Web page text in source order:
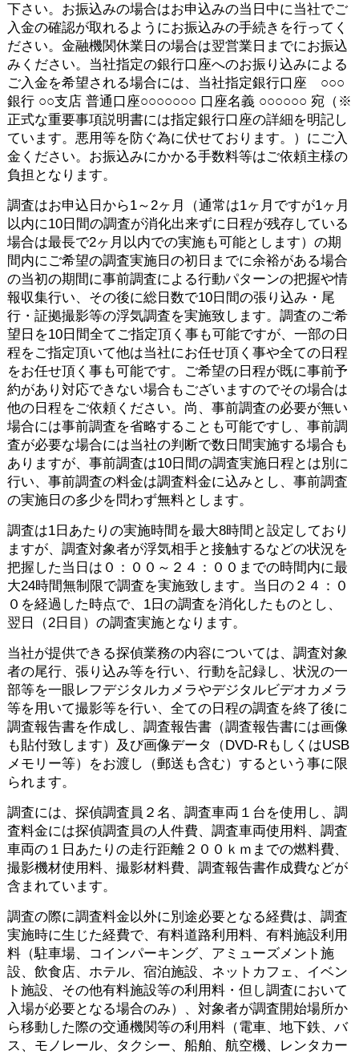
下さい。お振込みの場合はお申込みの当日中に当社でご
入金の確認が取れるようにお振込みの手続きを行ってく
ださい。金融機関休業日の場合は翌営業日までにお振込
みください。当社指定の銀行口座へのお振り込みによる
ご入金を希望される場合には、当社指定銀行口座 ○○○
銀行 ○○支店 普通口座○○○○○○○ 口座名義 ○○○○○○ 宛（※
正式な重要事項説明書には指定銀行口座の詳細を明記し
ています。悪用等を防ぐ為に伏せております。）にご入
金ください。お振込みにかかる手数料等はご依頼主様の
負担となります。
調査はお申込日から1～2ヶ月（通常は1ヶ月ですが1ヶ月
以内に10日間の調査が消化出来ずに日程が残存している
場合は最長で2ヶ月以内での実施も可能とします）の期
間内にご希望の調査実施日の初日までに余裕がある場合
の当初の期間に事前調査による行動パターンの把握や情
報収集行い、その後に総日数で10日間の張り込み・尾
行・証拠撮影等の浮気調査を実施致します。調査のご希
望日を10日間全てご指定頂く事も可能ですが、一部の日
程をご指定頂いて他は当社にお任せ頂く事や全ての日程
をお任せ頂く事も可能です。ご希望の日程が既に事前予
約があり対応できない場合もございますのでその場合は
他の日程をご依頼ください。尚、事前調査の必要が無い
場合には事前調査を省略することも可能ですし、事前調
査が必要な場合には当社の判断で数日間実施する場合も
ありますが、事前調査は10日間の調査実施日程とは別に
行い、事前調査の料金は調査料金に込みとし、事前調査
の実施日の多少を問わず無料とします。
調査は1日あたりの実施時間を最大8時間と設定しており
ますが、調査対象者が浮気相手と接触するなどの状況を
把握した当日は０：００～２４：００までの時間内に最
大24時間無制限で調査を実施致します。当日の２４：０
０を経過した時点で、1日の調査を消化したものとし、
翌日（2日目）の調査実施となります。
当社が提供できる探偵業務の内容については、調査対象
者の尾行、張り込み等を行い、行動を記録し、状況の一
部等を一眼レフデジタルカメラやデジタルビデオカメラ
等を用いて撮影等を行い、全ての日程の調査を終了後に
調査報告書を作成し、調査報告書（調査報告書には画像
も貼付致します）及び画像データ（DVD-RもしくはUSB
メモリー等）をお渡し（郵送も含む）するという事に限
られます。
調査には、探偵調査員２名、調査車両１台を使用し、調
査料金には探偵調査員の人件費、調査車両使用料、調査
車両の１日あたりの走行距離２００ｋｍまでの燃料費、
撮影機材使用料、撮影材料費、調査報告書作成費などが
含まれています。
調査の際に調査料金以外に別途必要となる経費は、調査
実施時に生じた経費で、有料道路利用料、有料施設利用
料（駐車場、コインパーキング、アミューズメント施
設、飲食店、ホテル、宿泊施設、ネットカフェ、イベン
ト施設、その他有料施設等の利用料・但し調査において
入場が必要となる場合のみ）、対象者が調査開始場所か
ら移動した際の交通機関等の利用料（電車、地下鉄、バ
ス、モノレール、タクシー、船舶、航空機、レンタカー